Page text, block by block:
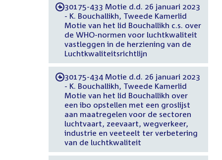
-30175-433 Motie d.d. 26 januari 2023
- K. Bouchallikh, Tweede Kamerlid
Motie van het lid Bouchallikh c.s. over
de WHO-normen voor luchtkwaliteit
vastleggen in de herziening van de
Luchtkwaliteitsrichtlijn
-30175-434 Motie d.d. 26 januari 2023
- K. Bouchallikh, Tweede Kamerlid
Motie van het lid Bouchallikh over
een ibo opstellen met een groslijst
aan maatregelen voor de sectoren
luchtvaart, zeevaart, wegverkeer,
industrie en veeteelt ter verbetering
van de luchtkwaliteit